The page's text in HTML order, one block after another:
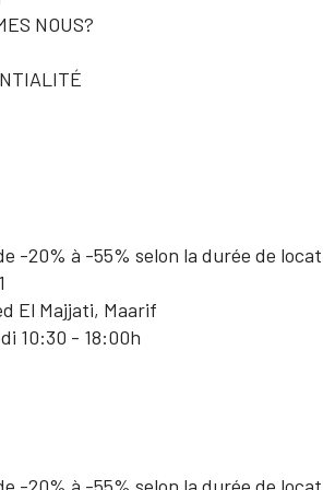
NOUS?
-20% à -55% selon la durée de
El Majjati, Maarif
10:30 - 18:00h